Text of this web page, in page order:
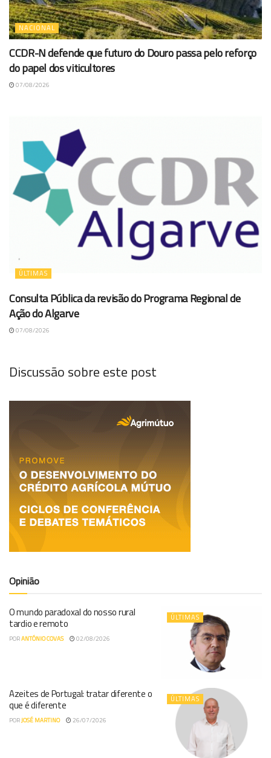
NACIONAL
CCDR-N defende que futuro do Douro passa pelo reforço
do papel dos viticultores
07/08/2026
ÚLTIMAS
Consulta Pública da revisão do Programa Regional de
Ação do Algarve
07/08/2026
Discussão sobre este post
Opinião
ÚLTIMAS
O mundo paradoxal do nosso rural
tardio e remoto
PORANTÓNIO COVAS 02/08/2026
ÚLTIMAS
Azeites de Portugal: tratar diferente o
que é diferente
PORJOSÉ MARTINO 26/07/2026